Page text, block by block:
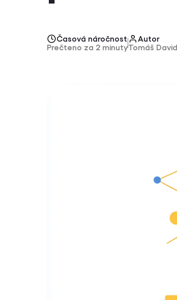
Časová náročnost
Prečteno za 2 minuty
Autor
Tomáš David